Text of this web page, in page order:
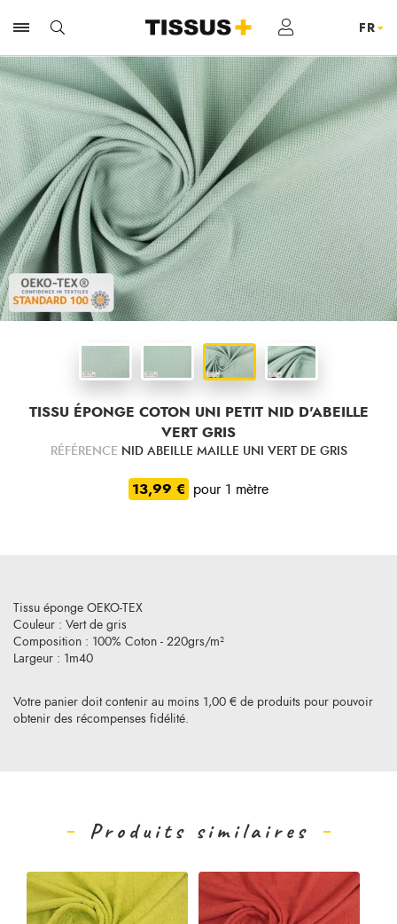
TISSU ÉPONGE COTON UNI PETIT NID D'ABEILLE
VERT GRIS
RÉFÉRENCE NID ABEILLE MAILLE UNI VERT DE GRIS
13,99 € pour 1 mètre
Votre panier doit contenir au moins 1,00 € de produits pour pouvoir
obtenir des récompenses fidélité.
Tissu éponge OEKO-TEX
Couleur : Vert de gris
Composition : 100% Coton - 220grs/m²
Largeur : 1m40
Produits similaires